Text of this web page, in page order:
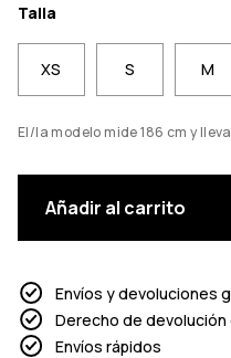
Talla
XS S M
El/la modelo mide 186 cm y
Añadir al carrito
Envíos y devoluciones
Derecho de devolución
Envíos rápidos